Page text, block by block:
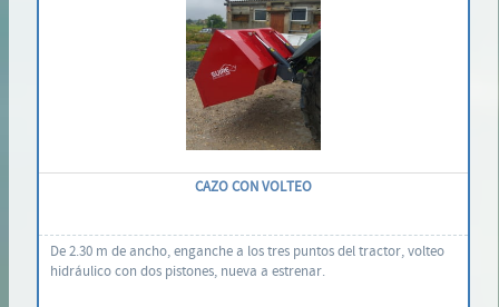
CAZO CON VOLTEO
De 2.30 m de ancho, enganche a los tres puntos del tractor, volteo
hidráulico con dos pistones, nueva a estrenar.